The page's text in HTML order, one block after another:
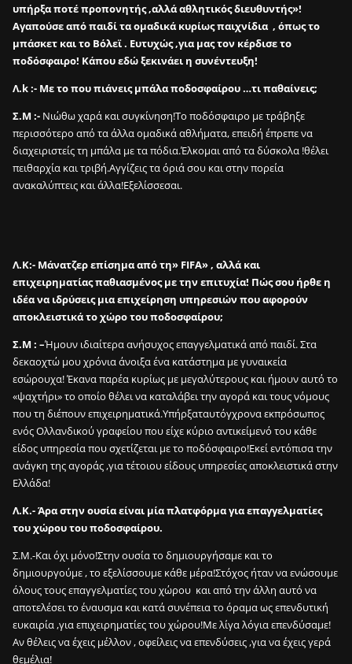
υπήρξα ποτέ προπονητής ,αλλά αθλητικός διευθυντής»!
Αγαπούσε από παιδί τα ομαδικά κυρίως παιχνίδια , όπως το
μπάσκετ και το Βόλεϊ . Ευτυχώς ,για μας τον κέρδισε το
ποδόσφαιρο! Κάπου εδώ ξεκινάει η συνέντευξη!
Λ.k :- Με το που πιάνεις μπάλα ποδοσφαίρου …τι παθαίνεις;
Σ.Μ :- Νιώθω χαρά και συγκίνηση!Το ποδόσφαιρο με τράβηξε
περισσότερο από τα άλλα ομαδικά αθλήματα, επειδή έπρεπε να
διαχειριστείς τη μπάλα με τα πόδια.Έλκομαι από τα δύσκολα !θέλει
πειθαρχία και τριβή.Αγγίζεις τα όριά σου και στην πορεία
ανακαλύπτεις και άλλα!Εξελίσσεσαι.
Λ.K:- Μάνατζερ επίσημα από τη» FIFA» , αλλά και
επιχειρηματίας παθιασμένος με την επιτυχία! Πώς σου ήρθε η
ιδέα να ιδρύσεις μια επιχείρηση υπηρεσιών που αφορούν
αποκλειστικά το χώρο του ποδοσφαίρου;
Σ.Μ : –Ήμουν ιδιαίτερα ανήσυχος επαγγελματικά από παιδί. Στα
δεκαοχτώ μου χρόνια άνοιξα ένα κατάστημα με γυναικεία
εσώρουχα! Έκανα παρέα κυρίως με μεγαλύτερους και ήμουν αυτό το
«ψαχτήρι» το οποίο θέλει να καταλάβει την αγορά και τους νόμους
που τη διέπουν επιχειρηματικά.Υπήρξαταυτόγχρονα εκπρόσωπος
ενός Ολλανδικού γραφείου που είχε κύριο αντικείμενό του κάθε
είδος υπηρεσία που σχετίζεται με το ποδόσφαιρο!Εκεί εντόπισα την
ανάγκη της αγοράς ,για τέτοιου είδους υπηρεσίες αποκλειστικά στην
Ελλάδα!
Λ.Κ.- Άρα στην ουσία είναι μία πλατφόρμα για επαγγελματίες
του χώρου του ποδοσφαίρου.
Σ.Μ.-Και όχι μόνο!Στην ουσία το δημιουργήσαμε και το
δημιουργούμε , το εξελίσσουμε κάθε μέρα!Στόχος ήταν να ενώσουμε
όλους τους επαγγελματίες του χώρου και από την άλλη αυτό να
αποτελέσει το έναυσμα και κατά συνέπεια το όραμα ως επενδυτική
ευκαιρία ,για επιχειρηματίες του χώρου!Με λίγα λόγια επενδύσαμε!
Αν θέλεις να έχεις μέλλον , οφείλεις να επενδύσεις ,για να έχεις γερά
θεμέλια!